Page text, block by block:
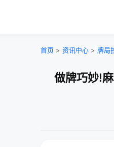
首页 > 资讯中心 > 牌局
做牌巧妙!